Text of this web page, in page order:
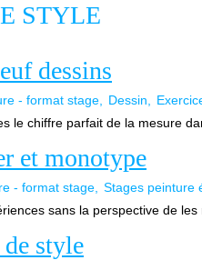
STYLE
dessins
- format stage Dessin
le chiffre parfait de la mesure
et monotype
- format stage Stages peinture
sans la perspective de les
style